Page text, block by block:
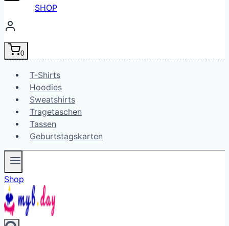
SHOP
0
T-Shirts
Hoodies
Sweatshirts
Tragetaschen
Tassen
Geburtstagskarten
Shop